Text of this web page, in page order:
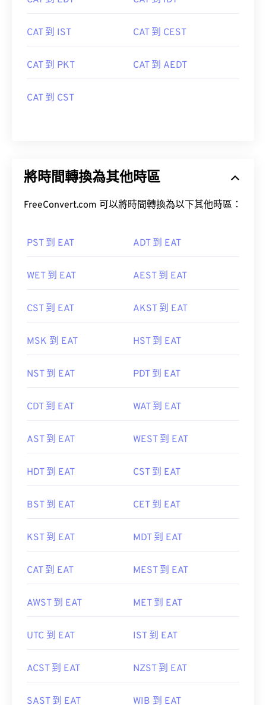
CAT 到 IST CAT 到 CEST
CAT 到 PKT CAT 到 AEDT
CAT 到 CST
將時間轉換為其他時區
FreeConvert.com 可以將時間轉換為以下其他時區：
PST 到 EAT ADT 到 EAT
WET 到 EAT AEST 到 EAT
CST 到 EAT AKST 到 EAT
MSK 到 EAT HST 到 EAT
NST 到 EAT PDT 到 EAT
CDT 到 EAT WAT 到 EAT
AST 到 EAT WEST 到 EAT
HDT 到 EAT CST 到 EAT
BST 到 EAT CET 到 EAT
KST 到 EAT MDT 到 EAT
CAT 到 EAT MEST 到 EAT
AWST 到 EAT MET 到 EAT
UTC 到 EAT IST 到 EAT
ACST 到 EAT NZST 到 EAT
SAST 到 EAT WIB 到 EAT